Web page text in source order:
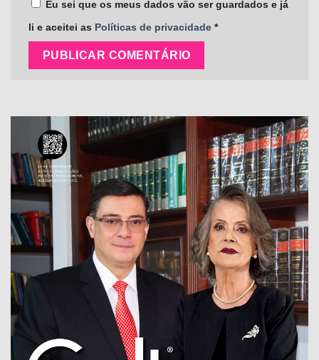
Eu sei que os meus dados vão ser guardados e já
li e aceitei as Políticas de privacidade *